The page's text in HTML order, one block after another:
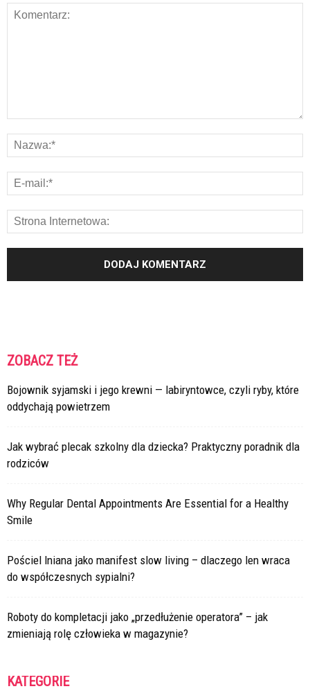
ZOBACZ TEŻ
Bojownik syjamski i jego krewni — labiryntowce, czyli ryby, które
oddychają powietrzem
Jak wybrać plecak szkolny dla dziecka? Praktyczny poradnik dla
rodziców
Why Regular Dental Appointments Are Essential for a Healthy
Smile
Pościel lniana jako manifest slow living – dlaczego len wraca
do współczesnych sypialni?
Roboty do kompletacji jako „przedłużenie operatora” – jak
zmieniają rolę człowieka w magazynie?
KATEGORIE